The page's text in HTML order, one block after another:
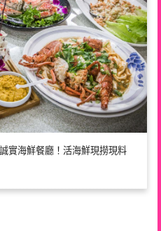
實海鮮餐廳！活海鮮現撈現料